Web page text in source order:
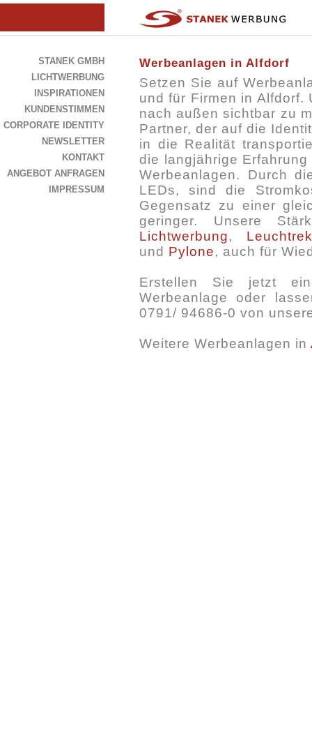
STANEK GMBH
LICHTWERBUNG
INSPIRATIONEN
KUNDENSTIMMEN
CORPORATE IDENTITY
NEWSLETTER
KONTAKT
ANGEBOT ANFRAGEN
IMPRESSUM
Werbeanlagen in Alfdorf
Setzen Sie auf
und für Firmen in Alfdorf.
nach außen sichtbar zu
Partner, der auf die
in die Realität
die langjährige
Werbeanlagen. Durch
LEDs, sind die
Gegensatz zu einer
geringer. Unsere
Lichtwerbung,
und Pylone, auch für
Erstellen Sie jetzt
Werbeanlage oder
0791/ 94686-0 von
Weitere Werbeanlagen in